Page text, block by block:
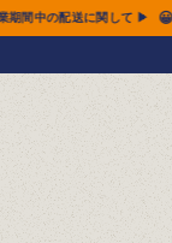
ウェブショップ お盆休業期